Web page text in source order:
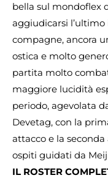
bella sul mondoflex
aggiudicarsi
compagne, ancora
ostica e molto
partita molto
maggiore lucidità
periodo, agevolata
Devetag, con la
attacco e la
ospiti guidati da
IL ROSTER